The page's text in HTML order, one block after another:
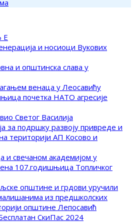
Е
и носиоци Вукових
и општинска слава у
венаца у Леосавићу
почетка НАТО агресије
Светог Василија
за подршку развоју привреде и
територији АП Косово и
и свечаном академијом у
107.годишњица Топличког
општине и грдови уручили
из предшколских
општине Лепосавић
СкиПас 2024